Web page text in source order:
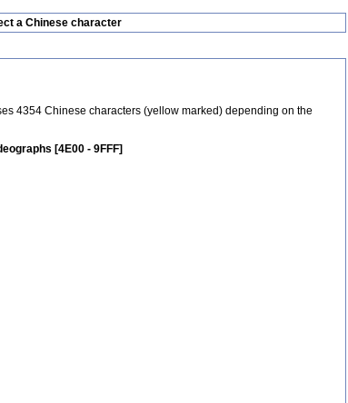
a Chinese character
4354 Chinese characters (yellow marked) depending on the
[4E00 - 9FFF]